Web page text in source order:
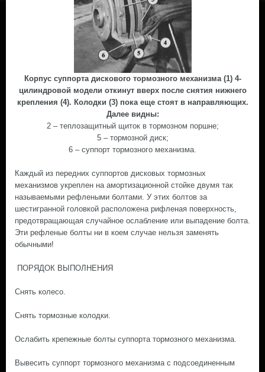
Корпус суппорта дискового тормозного механизма (1) 4-
цилиндровой модели откинут вверх после снятия нижнего
крепления (4). Колодки (3) пока еще стоят в направляющих.
Далее видны:
2 – теплозащитный щиток в тормозном поршне;
5 – тормозной диск;
6 – суппорт тормозного механизма.
Каждый из передних суппортов дисковых тормозных
механизмов укреплен на амортизационной стойке двумя так
называемыми рефлеными болтами. У этих болтов за
шестигранной головкой расположена рифленая поверхность,
предотвращающая случайное ослабление или выпадение болта.
Эти рефленые болты ни в коем случае нельзя заменять
обычными!
ПОРЯДОК ВЫПОЛНЕНИЯ
Снять колесо.
Снять тормозные колодки.
Ослабить крепежные болты суппорта тормозного механизма.
Вывесить суппорт тормозного механизма с подсоединенным